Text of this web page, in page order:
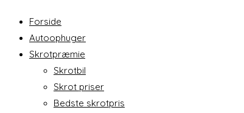
Forside
Autoophuger
Skrotpræmie
Skrotbil
Skrot priser
Bedste skrotpris